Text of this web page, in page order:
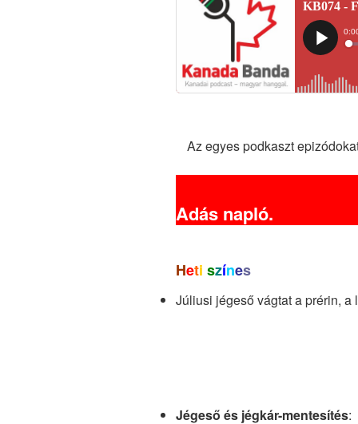
Az egyes podkaszt
Adás napló.
Heti színes
Júliusi jégeső vágtat a prérin,
Jégeső és jégkár-mentesítés: